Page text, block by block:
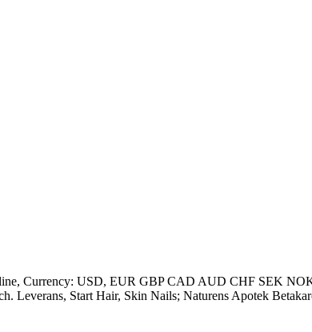
Currency: USD, EUR GBP CAD AUD CHF SEK
Leverans, Start Hair, Skin Nails; Naturens Apotek